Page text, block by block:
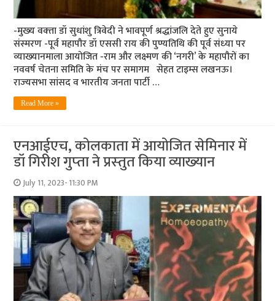
-मुख्‍य वक्‍ता डॉ सुधांशु त्रिवेदी ने भावपूर्ण श्रद्धांजलि देते हुए सुनाये
संस्‍मरण -पूर्व महापौर डॉ एससी राय की पुण्‍यतिथि की पूर्व संध्‍या पर
व्‍याख्‍यानमाला आयोजित -राम और लक्ष्‍मण की ‘नगरी’ के महापौरों का
नववर्ष चेतना समिति के मंच पर समागम सेहत टाइम्‍स लखनऊ।
राज्‍यसभा सांसद व भारतीय जनता पार्टी …
Read More »
एनआईएच, कोलकाता में आयोजित सेमिनार में
डॉ गिरीश गुप्‍ता ने प्रस्‍तुत किया व्‍याख्‍यान
July 11, 2023- 11:30 PM